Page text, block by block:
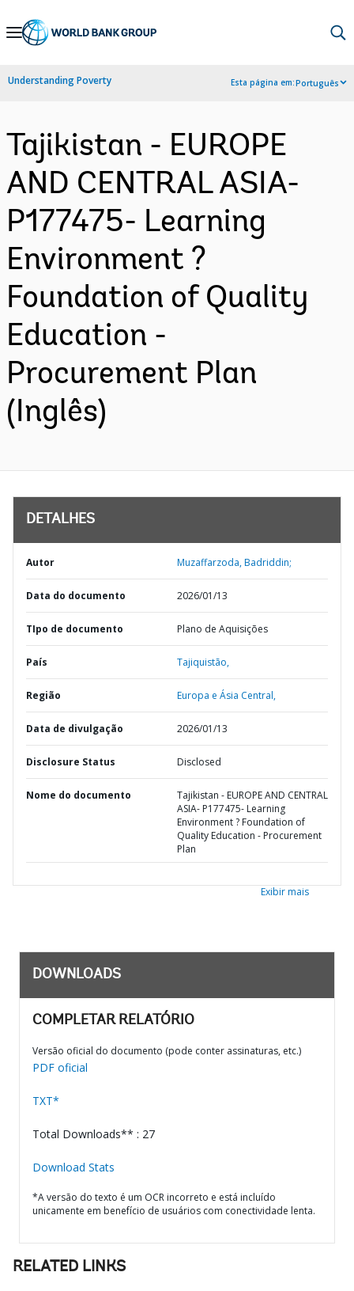
Skip
Navigation
Understanding Poverty Esta página em:Português
Tajikistan - EUROPE
AND CENTRAL ASIA-
P177475- Learning
Environment ?
Foundation of Quality
Education -
Procurement Plan
(Inglês)
DETALHES
Autor Muzaffarzoda, Badriddin;
Data do documento 2026/01/13
TIpo de documento Plano de Aquisições
País Tajiquistão,
Região Europa e Ásia Central,
Data de divulgação 2026/01/13
Disclosure Status Disclosed
Nome do documento
Tajikistan - EUROPE AND CENTRAL
ASIA- P177475- Learning
Environment ? Foundation of
Quality Education - Procurement
Plan
Exibir mais
DOWNLOADS
COMPLETAR RELATÓRIO
Versão oficial do documento (pode conter assinaturas, etc.)
PDF oficial
TXT*
Total Downloads** : 27
Download Stats
*A versão do texto é um OCR incorreto e está incluído
unicamente em benefício de usuários com conectividade lenta.
RELATED LINKS